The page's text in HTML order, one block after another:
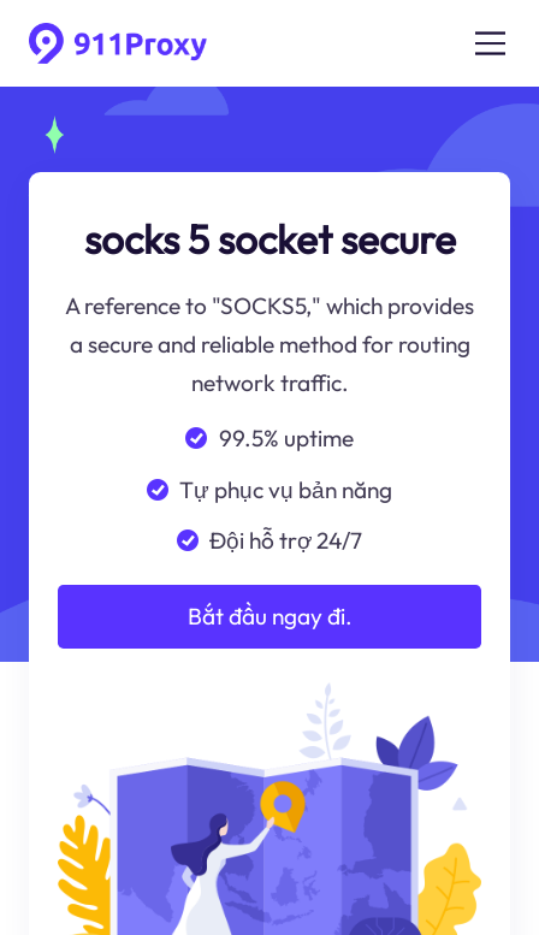
socks 5 socket secure
A reference to "SOCKS5," which provides
a secure and reliable method for routing
network traffic.
99.5% uptime
Tự phục vụ bản năng
Đội hỗ trợ 24/7
Bắt đầu ngay đi.